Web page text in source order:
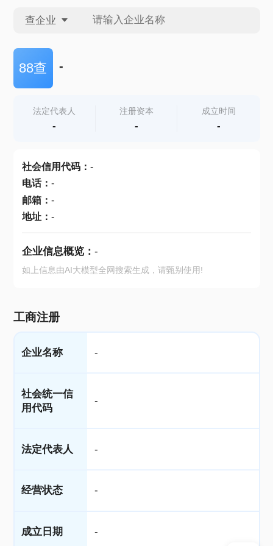
查企业
查企业
查产地
88查 -
法定代表人
-
注册资本
-
成立时间
-
社会信用代码： -
电话： -
邮箱： -
地址： -
企业信息概览： -
如上信息由AI大模型全网搜索生成，请甄别使用!
工商注册
企业名称 -
社会统一信
用代码
-
法定代表人 -
经营状态 -
成立日期 -